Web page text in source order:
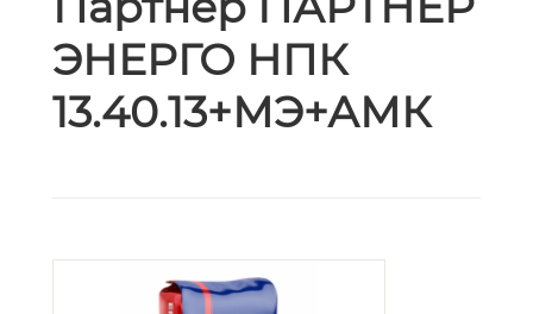
ЭНЕРГО НПК
13.40.13+МЭ+АМК